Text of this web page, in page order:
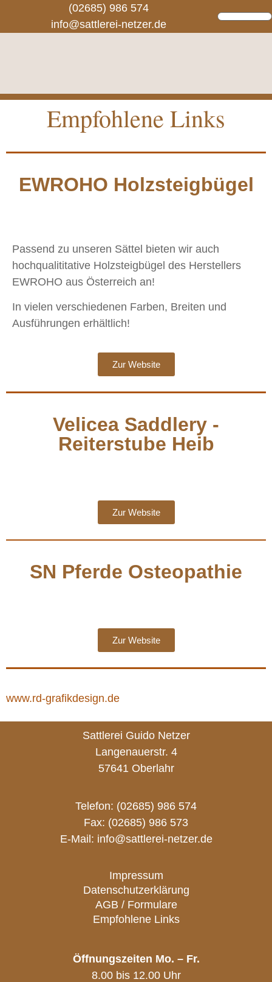
(02685) 986 574
info@sattlerei-netzer.de
Empfohlene Links
EWROHO Holzsteigbügel
Passend zu unseren Sättel bieten wir auch
hochqualititative Holzsteigbügel des Herstellers
EWROHO aus Österreich an!
In vielen verschiedenen Farben, Breiten und
Ausführungen erhältlich!
Zur Website
Velicea Saddlery -
Reiterstube Heib
Zur Website
SN Pferde Osteopathie
Zur Website
www.rd-grafikdesign.de
Sattlerei Guido Netzer
Langenauerstr. 4
57641 Oberlahr
Telefon: (02685) 986 574
Fax: (02685) 986 573
E-Mail: info@sattlerei-netzer.de
Impressum
Datenschutzerklärung
AGB / Formulare
Empfohlene Links
Öffnungszeiten Mo. – Fr.
8.00 bis 12.00 Uhr